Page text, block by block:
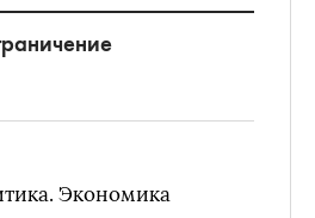
Экономика